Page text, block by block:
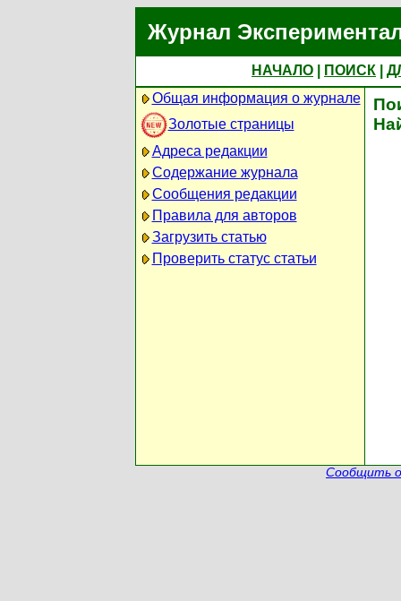
Журнал
НАЧАЛО ПОИСК
Общая информация о журнале
Золотые страницы
Адреса редакции
Содержание журнала
Сообщения редакции
Правила для авторов
Загрузить статью
Проверить статус статьи
Сообщить о